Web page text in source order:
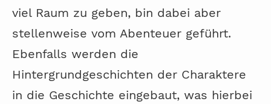
viel Raum zu geben, bin dabei aber
stellenweise vom Abenteuer geführt.
Ebenfalls werden die
Hintergrundgeschichten der Charaktere
in die Geschichte eingebaut, was hierbei